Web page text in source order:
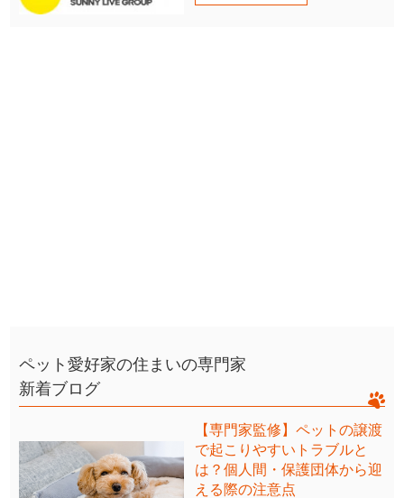
ペット愛好家の住まいの専門家
新着ブログ
【専門家監修】ペットの譲渡
で起こりやすいトラブルと
は？個人間・保護団体から迎
える際の注意点